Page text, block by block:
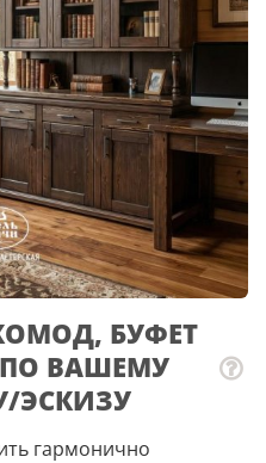
БУФЕТ
ВАШЕМУ
ЭСКИЗУ
гармонично